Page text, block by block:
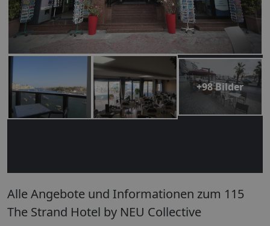
+98 Bilder
Alle Angebote und Informationen zum 115
The Strand Hotel by NEU Collective